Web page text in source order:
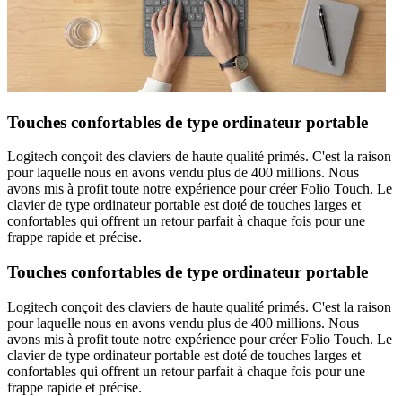
Touches confortables de type ordinateur portable
Logitech conçoit des claviers de haute qualité primés. C'est la raison
pour laquelle nous en avons vendu plus de 400 millions. Nous
avons mis à profit toute notre expérience pour créer Folio Touch. Le
clavier de type ordinateur portable est doté de touches larges et
confortables qui offrent un retour parfait à chaque fois pour une
frappe rapide et précise.
Touches confortables de type ordinateur portable
Logitech conçoit des claviers de haute qualité primés. C'est la raison
pour laquelle nous en avons vendu plus de 400 millions. Nous
avons mis à profit toute notre expérience pour créer Folio Touch. Le
clavier de type ordinateur portable est doté de touches larges et
confortables qui offrent un retour parfait à chaque fois pour une
frappe rapide et précise.